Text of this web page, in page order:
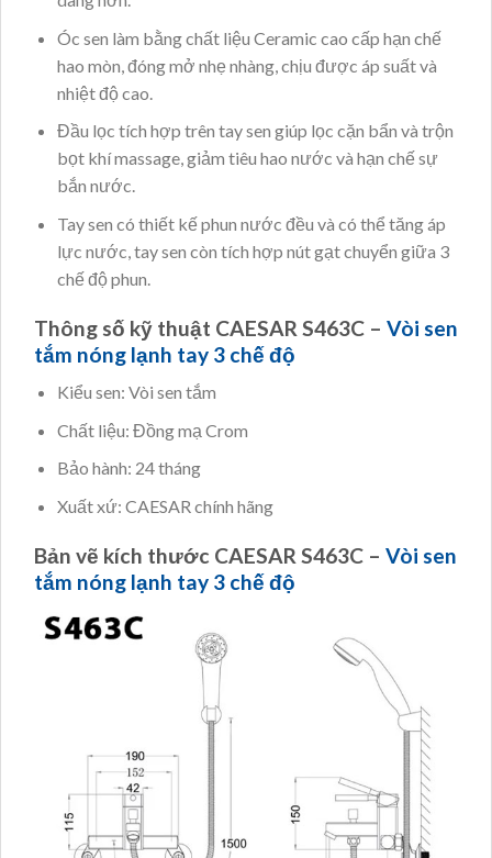
Óc sen làm bằng chất liệu Ceramic cao cấp hạn chế
hao mòn, đóng mở nhẹ nhàng, chịu được áp suất và
nhiệt độ cao.
Đầu lọc tích hợp trên tay sen giúp lọc cặn bẩn và trộn
bọt khí massage, giảm tiêu hao nước và hạn chế sự
bắn nước.
Tay sen có thiết kế phun nước đều và có thể tăng áp
lực nước, tay sen còn tích hợp nút gạt chuyển giữa 3
chế độ phun.
Thông số kỹ thuật CAESAR S463C – Vòi sen
tắm nóng lạnh tay 3 chế độ
Kiểu sen: Vòi sen tắm
Chất liệu: Đồng mạ Crom
Bảo hành: 24 tháng
Xuất xứ: CAESAR chính hãng
Bản vẽ kích thước CAESAR S463C – Vòi sen
tắm nóng lạnh tay 3 chế độ